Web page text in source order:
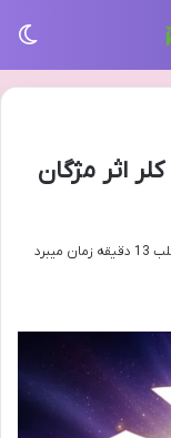
اثر مژگان